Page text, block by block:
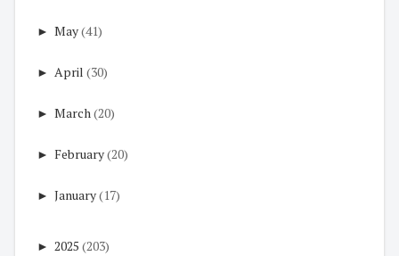
► May(41)
► April (30)
► March(20)
► February(20)
► January(17)
► 2025 (203)